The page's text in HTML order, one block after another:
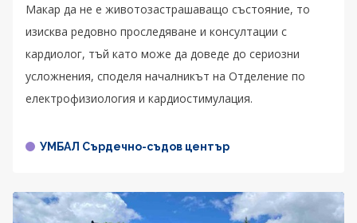
Макар да не е животозастрашаващо състояние, то
изисква редовно проследяване и консултации с
кардиолог, тъй като може да доведе до сериозни
усложнения, споделя началникът на Отделение по
електрофизиология и кардиостимулация.
УМБАЛ Сърдечно-съдов център